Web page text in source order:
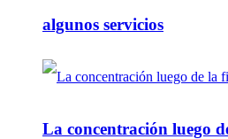
algunos servicios
La concentración luego